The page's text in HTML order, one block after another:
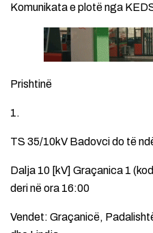
Komunikata e plotë nga
Prishtinë
1.
TS 35/10kV Badovci do të
Dalja 10 [kV] Graçanica 1
deri në ora 16:00
Vendet: Graçanicë,